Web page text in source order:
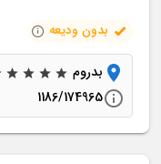
بدون ودیعه
بدروم
1186/174965